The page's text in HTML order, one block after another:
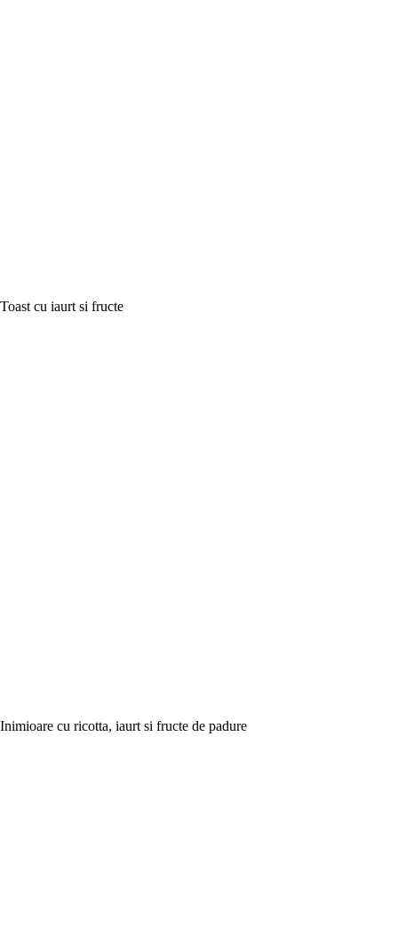
Toast cu iaurt si fructe
Inimioare cu ricotta, iaurt si fructe de padure